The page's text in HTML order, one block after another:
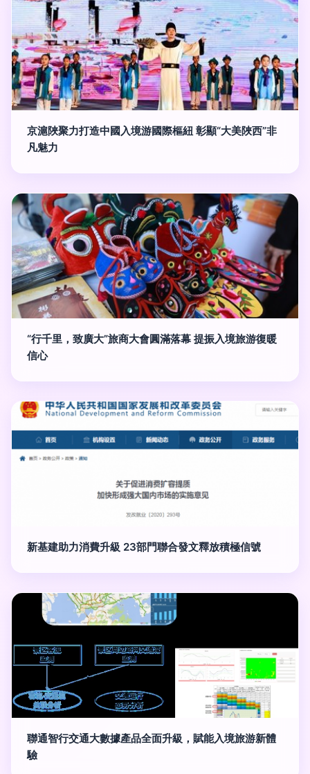
京滬陜聚力打造中國入境游國際樞紐 彰顯“大美陜西”非
凡魅力
“行千里，致廣大”旅商大會圓滿落幕 提振入境旅游復暖
信心
新基建助力消費升級 23部門聯合發文釋放積極信號
聯通智行交通大數據產品全面升級，賦能入境旅游新體
驗